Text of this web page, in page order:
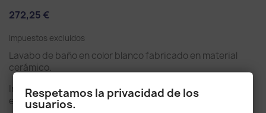
272,25 €
Impuestos excluidos
Lavabo de baño en color blanco fabricado en material
cerámico.
Indicado para ir colocado encima del mueble del lavabo y
está diseñado para colocar un grifo fuera del mismo.
Respetamos la privacidad de los
usuarios.